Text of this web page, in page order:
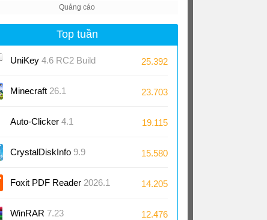
Top tuần
UniKey 4.6 RC2 Build
230919
25.392
Minecraft 26.1 23.703
Auto-Clicker 4.1 19.115
CrystalDiskInfo 9.9 15.580
Foxit PDF Reader 2026.1 14.205
WinRAR 7.23 12.476